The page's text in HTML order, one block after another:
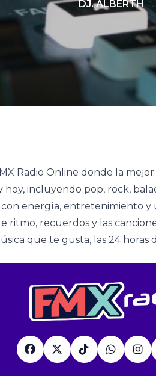
DJ. ALBERTH
Radio Online donde la
hoy, incluyendo pop, rock,
energía, entretenimiento
ritmo, recuerdos y las
que te gusta, las 24 horas